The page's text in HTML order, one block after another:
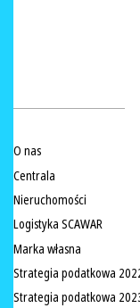
O nas
Centrala
Nieruchomości
Logistyka SCAWAR
Marka własna
Strategia podatkowa
Strategia podatkowa